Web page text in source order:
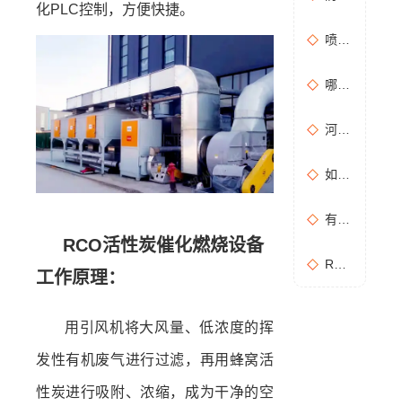
化PLC控制，方便快捷。
RCO活性炭催化燃烧设备
工作原理：
用引风机将大风量、低浓度的挥
发性有机废气进行过滤，再用蜂窝活
性炭进行吸附、浓缩，成为干净的空